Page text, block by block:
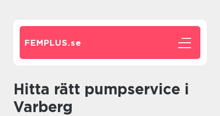
FEMPLUS.se
Hitta rätt pumpservice i
Varberg